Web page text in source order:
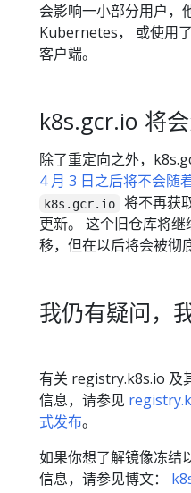
会影响一小部分用户，
Kubernetes， 或使用
客户端。
k8s.gcr.io 将会
除了重定向之外，
4 月 3 日之后将不会随
k8s.gcr.io
将不再获
更新。 这个旧仓库将
移，但在以后将会被彻
我仍有疑问，
有关 registry.k8s.io 及
信息，请参见
式发布。
如果你想了解镜像冻结
信息，请参见博文：